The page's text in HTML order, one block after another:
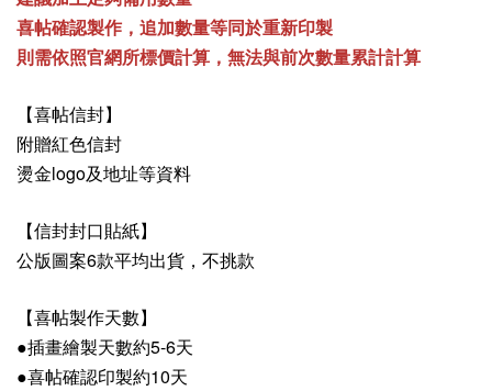
喜帖確認製作，追加數量等同於重新印製
則需依照官網所標價計算，無法與前次數量累計計算
【喜帖信封】
附贈紅色信封
燙金logo及地址等資料
【信封封口貼紙】
公版圖案6款平均出貨，不挑款
【喜帖製作天數】
●插畫繪製天數約5-6天
●喜帖確認印製約10天